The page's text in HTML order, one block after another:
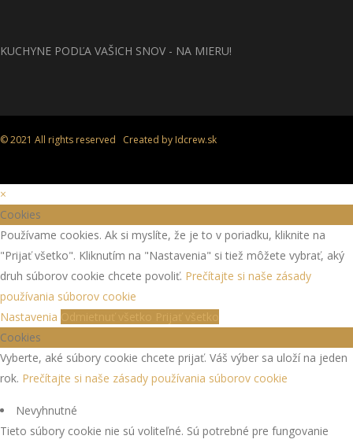
KUCHYNE PODĽA VAŠICH SNOV - NA MIERU!
© 2021 All rights reserved Created by Idcrew.sk
×
Cookies
Používame cookies. Ak si myslíte, že je to v poriadku, kliknite na
"Prijať všetko". Kliknutím na "Nastavenia" si tiež môžete vybrať, aký
druh súborov cookie chcete povoliť. Prečítajte si naše zásady
používania súborov cookie
Nastavenia
Cookies
Vyberte, aké súbory cookie chcete prijať. Váš výber sa uloží na jeden
rok. Prečítajte si naše zásady používania súborov cookie
Nevyhnutné
Tieto súbory cookie nie sú voliteľné. Sú potrebné pre fungovanie